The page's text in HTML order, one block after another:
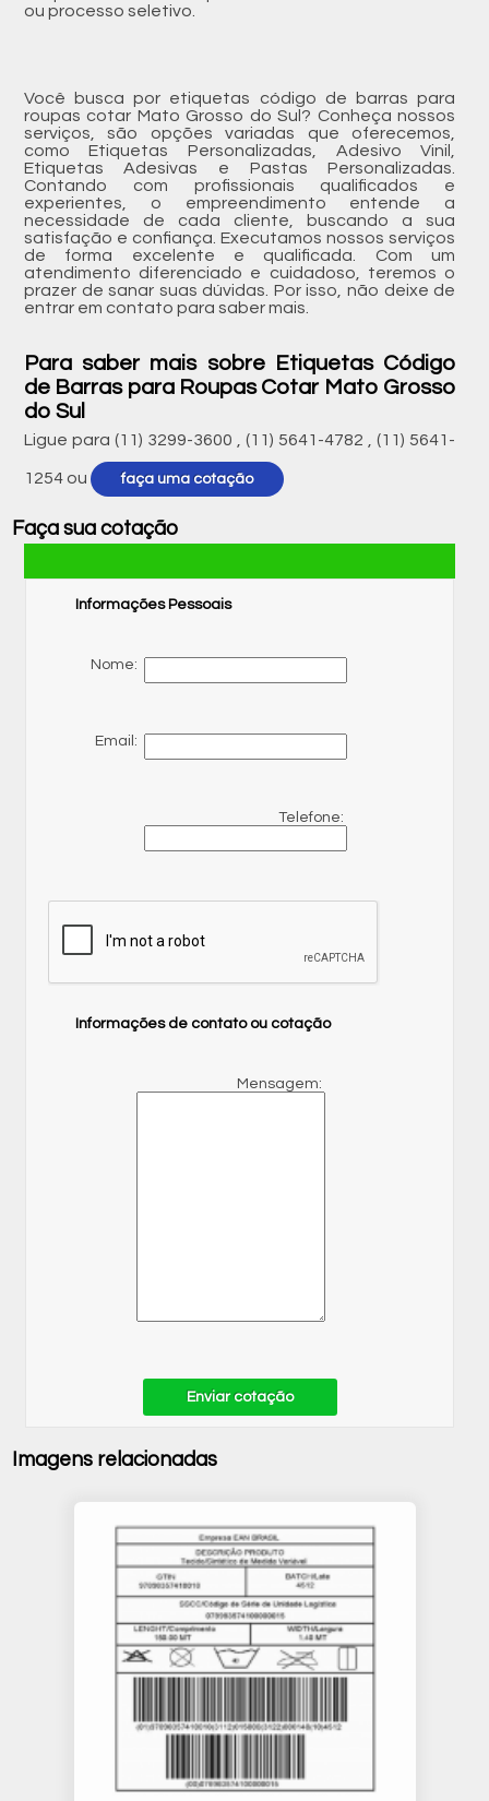
ou processo seletivo.
Você busca por etiquetas código de barras para
roupas cotar Mato Grosso do Sul? Conheça nossos
serviços, são opções variadas que oferecemos,
como Etiquetas Personalizadas, Adesivo Vinil,
Etiquetas Adesivas e Pastas Personalizadas.
Contando com profissionais qualificados e
experientes, o empreendimento entende a
necessidade de cada cliente, buscando a sua
satisfação e confiança. Executamos nossos serviços
de forma excelente e qualificada. Com um
atendimento diferenciado e cuidadoso, teremos o
prazer de sanar suas dúvidas. Por isso, não deixe de
entrar em contato para saber mais.
Para saber mais sobre Etiquetas Código
de Barras para Roupas Cotar Mato Grosso
do Sul
Ligue para (11) 3299-3600 ,(11) 5641-4782 ,(11) 5641-
1254 ou faça uma cotação
Faça sua cotação
Informações Pessoais
Nome:
Email:
Telefone:
Informações de contato ou cotação
Mensagem:
Enviar cotação
Imagens relacionadas